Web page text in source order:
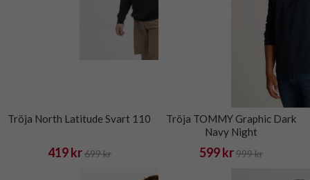
Tröja North Latitude Svart 110
419 kr 699 kr
Tröja TOMMY Graphic Dark
Navy Night
599 kr 999 kr